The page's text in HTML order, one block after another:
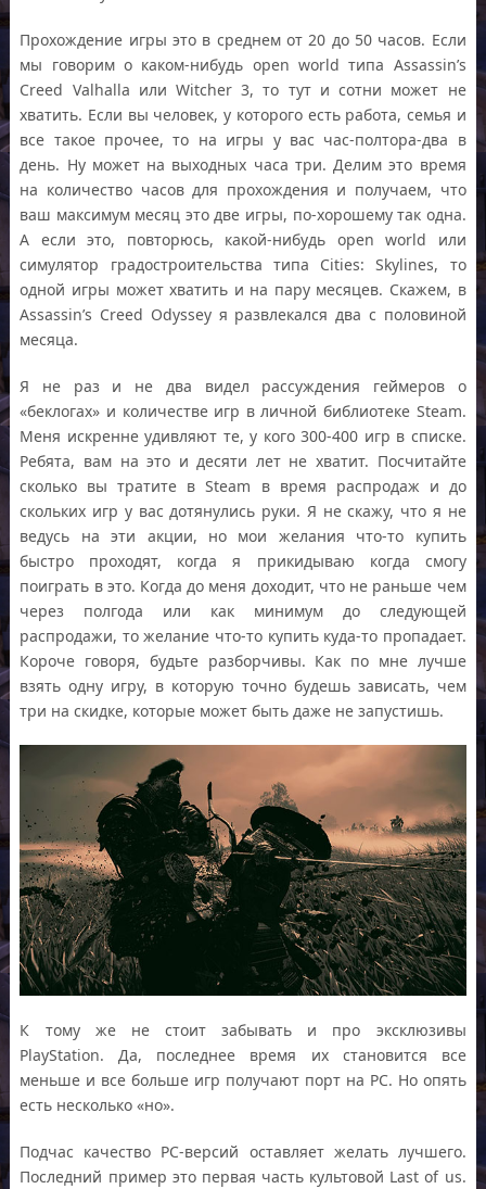
Прохождение игры это в среднем от 20 до 50 часов. Если
мы говорим о каком-нибудь open world типа Assassin’s
Creed Valhalla или Witcher 3, то тут и сотни может не
хватить. Если вы человек, у которого есть работа, семья и
все такое прочее, то на игры у вас час-полтора-два в
день. Ну может на выходных часа три. Делим это время
на количество часов для прохождения и получаем, что
ваш максимум месяц это две игры, по-хорошему так одна.
А если это, повторюсь, какой-нибудь open world или
симулятор градостроительства типа Cities: Skylines, то
одной игры может хватить и на пару месяцев. Скажем, в
Assassin’s Creed Odyssey я развлекался два с половиной
месяца.
Я не раз и не два видел рассуждения геймеров о
«беклогах» и количестве игр в личной библиотеке Steam.
Меня искренне удивляют те, у кого 300-400 игр в списке.
Ребята, вам на это и десяти лет не хватит. Посчитайте
сколько вы тратите в Steam в время распродаж и до
скольких игр у вас дотянулись руки. Я не скажу, что я не
ведусь на эти акции, но мои желания что-то купить
быстро проходят, когда я прикидываю когда смогу
поиграть в это. Когда до меня доходит, что не раньше чем
через полгода или как минимум до следующей
распродажи, то желание что-то купить куда-то пропадает.
Короче говоря, будьте разборчивы. Как по мне лучше
взять одну игру, в которую точно будешь зависать, чем
три на скидке, которые может быть даже не запустишь.
К тому же не стоит забывать и про эксклюзивы
PlayStation. Да, последнее время их становится все
меньше и все больше игр получают порт на PC. Но опять
есть несколько «но».
Подчас качество PC-версий оставляет желать лучшего.
Последний пример это первая часть культовой Last of us.